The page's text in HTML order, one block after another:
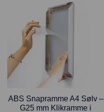
ABS Snapramme A4 Sølv –
G25 mm Klikramme i